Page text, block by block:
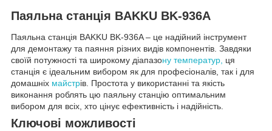
Паяльна станція BAKKU BK-936A
Паяльна станція BAKKU BK-936A – це надійний інструмент
для демонтажу та паяння різних видів компонентів. Завдяки
своїй потужності та широкому діапазону температур, ця
станція є ідеальним вибором як для професіоналів, так і для
домашніх майстрів. Простота у використанні та якість
виконання роблять цю паяльну станцію оптимальним
вибором для всіх, хто цінує ефективність і надійність.
Ключові можливості